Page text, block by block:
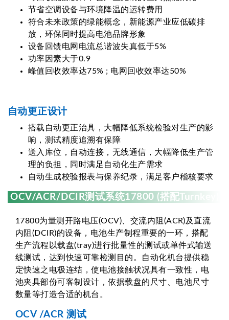
节省空调设备与环境降温的运转费用
符合未来政策的绿能概念，新能源产业应低碳排
放，环保同时提高电池品牌形象
设备回馈电网电流总谐波失真低于5%
功率因素大于0.9
峰值回收效率达75% ; 电网回收效率达50%
自动更正设计
搭载自动更正治具，大幅降低系统检验对生产的影
响，测试精度追溯有保障
送入库位，自动连接，无线通信，大幅降低生产管
理的负担，同时满足自动化生产需求
自动生成校验报表与保养纪录，满足客户稽核要求
OCV/ACR/DCIR测试系统17800 (搭配Turnkey)
17800为量测开路电压(OCV)、交流内阻(ACR)及直流
内阻(DCIR)的设备，电池生产制程重要的一环，搭配
生产流程以载盘(tray)进行批量性的测试或单件式输送
线测试，达到快速可靠检测目的。自动化机台提供稳
定快速之电极连结，使电池接触状况具有一致性，电
池夹具部份可客制设计，依据载盘的尺寸、电池尺寸
数量等打造合适的机台。
OCV /ACR 测试